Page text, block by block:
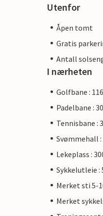
Utenfor
Åpen tomt
Gratis
Antall
I nærheten
Golfbane :
Padelbane :
Tennisbane :
Svømmehall :
Lekeplass :
Sykkelutleie :
Merket sti 5-
Merket